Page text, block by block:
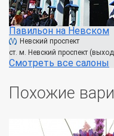
Павильон на Невском
Невский проспект
ст. м. Невский проспект
Смотреть все салоны
Похожие